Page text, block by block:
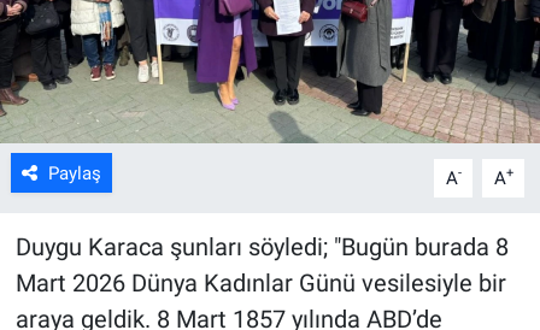
Paylaş A- A+
Duygu Karaca şunları söyledi; "Bugün burada 8
Mart 2026 Dünya Kadınlar Günü vesilesiyle bir
araya geldik. 8 Mart 1857 yılında ABD’de